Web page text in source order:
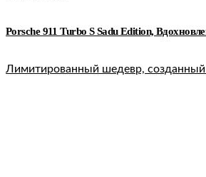
Porsche 911 Turbo S Sadu Edition,
Лимитированный шедевр, созданный